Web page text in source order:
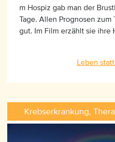
m Hospiz gab man der
Tage. Allen Prognosen
gut. Im Film erzählt sie ihre
Leben
Krebserkrankung,